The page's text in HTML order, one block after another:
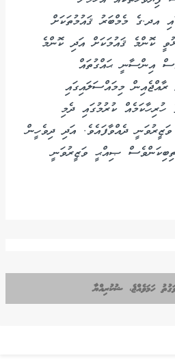
އދ.ގެ މެމްބަރު ޤައުމުތަކަށް
ކޮންމެ ޤައުމަކަށް އަދި ކޮންމެ
އިންސާނީ ޙައްގުތައް
ރާއްޖެއިން މިމައްސަލައިގައި
ކުރުމުގައި ދެމި
ދެއްވާފައެވެ. އަދި ދިވެހީން
ޞިއްޙީ ވަޒީރުވަނީ
ހަމަވެއްޖެ، ޝުކުރިއްޔާ